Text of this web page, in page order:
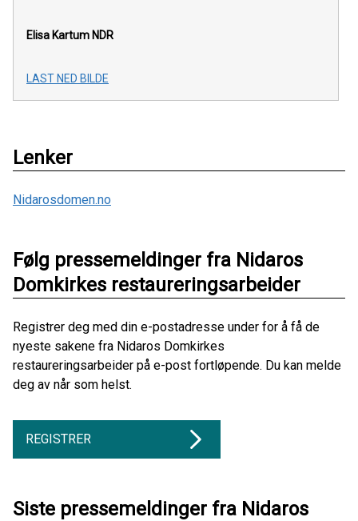
Elisa Kartum NDR
LAST NED BILDE
Lenker
Nidarosdomen.no
Følg pressemeldinger fra Nidaros
Domkirkes restaureringsarbeider
Registrer deg med din e-postadresse under for å få de
nyeste sakene fra Nidaros Domkirkes
restaureringsarbeider på e-post fortløpende. Du kan melde
deg av når som helst.
REGISTRER
Siste pressemeldinger fra Nidaros